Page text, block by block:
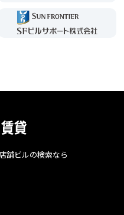
舗ビルの検索なら